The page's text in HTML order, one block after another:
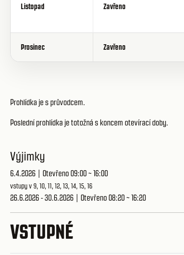
Listopad Zavřeno
Prosinec Zavřeno
Prohlídka je s průvodcem.
Poslední prohlídka je totožná s koncem otevírací doby.
Výjimky
6.4.2026 | Otevřeno 09:00 ~ 16:00
vstupy v 9, 10, 11, 12, 13, 14, 15, 16
26.6.2026 - 30.6.2026 | Otevřeno 08:20 ~ 16:20
VSTUPNÉ